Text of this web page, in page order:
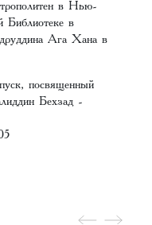
в Нью-
Библиотеке в
Ага Хана в
посвященный
Бехзад -